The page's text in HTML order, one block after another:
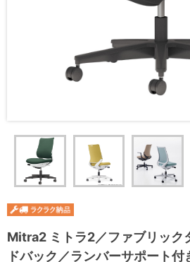
Mitra2 ミトラ2／ファブリック
ドバック／ランバーサポート